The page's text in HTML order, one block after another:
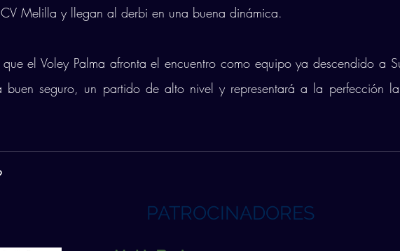
Melilla y llegan al derbi en una buena dinámica.
que el Voley Palma afronta el encuentro como equipo ya descendido a
buen seguro, un partido de alto nivel y representará a la perfección
PATROCINADORES